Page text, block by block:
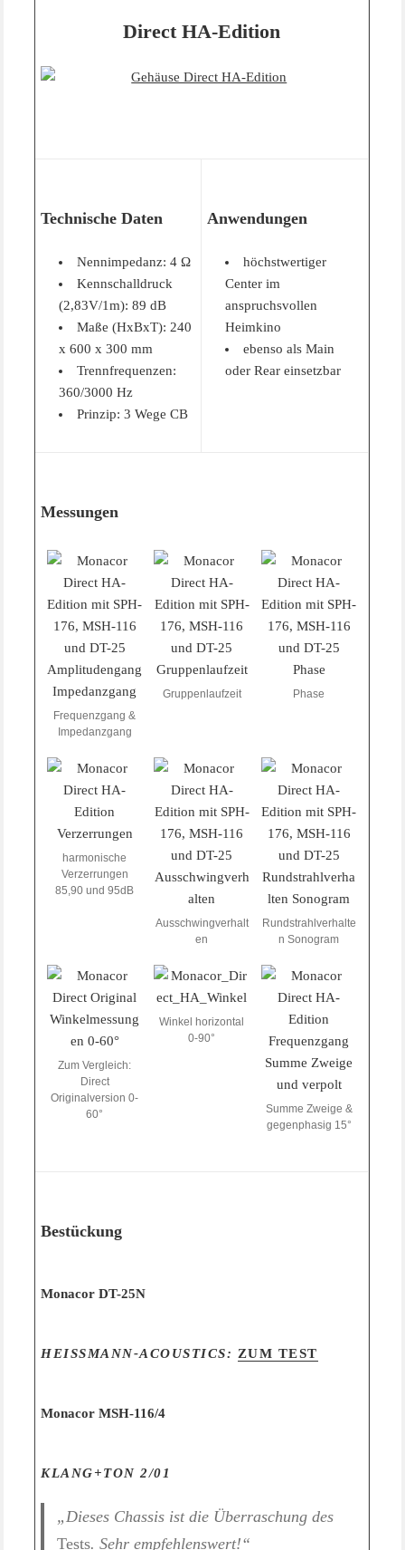
Direct HA-Edition
Technische Daten
Nennimpedanz: 4 Ω
Kennschalldruck
(2,83V/1m): 89 dB
Maße (HxBxT): 240
x 600 x 300 mm
Trennfrequenzen:
360/3000 Hz
Prinzip: 3 Wege CB
Anwendungen
höchstwertiger
Center im
anspruchsvollen
Heimkino
ebenso als Main
oder Rear einsetzbar
Messungen
Frequenzgang &
Impedanzgang
Gruppenlaufzeit Phase
harmonische
Verzerrungen
85,90 und 95dB
Ausschwingverhalt
en
Rundstrahlverhalte
n Sonogram
Zum Vergleich:
Direct
Originalversion 0-
60°
Winkel horizontal
0-90°
Summe Zweige &
gegenphasig 15°
Bestückung
Monacor DT-25N
HEISSMANN-ACOUSTICS: ZUM TEST
Monacor MSH-116/4
KLANG+TON 2/01
„Dieses Chassis ist die Überraschung des
Tests. Sehr empfehlenswert!“